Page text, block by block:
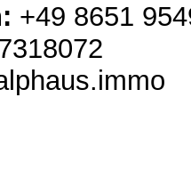
+49 8651